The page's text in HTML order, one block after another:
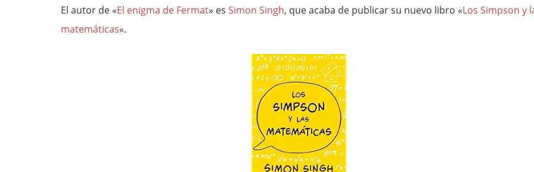
El autor de «El enigma de Fermat» es Simon Singh, que acaba de publicar su nuevo libro «Los Simpson y
matemáticas«.